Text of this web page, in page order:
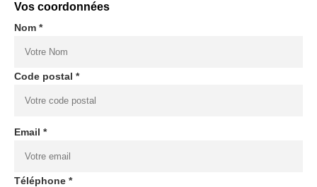
Vos coordonnées
Nom *
Code postal *
Email *
Téléphone *